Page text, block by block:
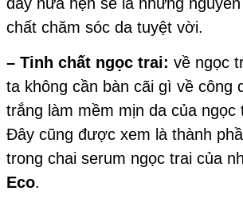
chất chăm sóc da tuyệt vời.
– Tinh chất ngọc trai: về ngọc
ta không cần bàn cãi gì về công
trắng làm mềm mịn da của ngọc
Đây cũng được xem là thành
trong chai serum ngọc trai của
Eco.